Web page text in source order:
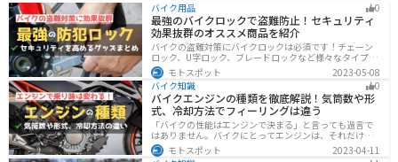
バイク用品 0
最強のバイクロックで盗難防止！セキュリティ
効果抜群のオススメ商品を紹介
バイクの盗難対策にバイクロックは必須です！チェーン
ロック、U字ロック、ブレードロックなど様々なタイプが
あるので自分の用途に合った使いやすいものを選びまし
ょう。この記事ではバイクロックの種類と特徴、それぞ
れ最強の商品を紹介します。
モトスポット
2023-05-08
バイク知識
0
バイクエンジンの種類を徹底解説！気筒数や形
式、冷却方法でフィーリングは違う
「バイクの性能はエンジンで決まる」と言っても過言で
はありません。バイクにとってエンジンは、それだけ重
要なパーツなんです。エンジンの種類と特徴を知れば、
あなたもワンランク上のバイク選びができるようになり
モトスポット
2023-04-11